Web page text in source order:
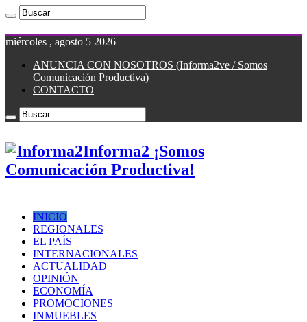
miércoles , agosto 5 2026
ANUNCIA CON NOSOTROS (Informa2ve / Somos
Comunicación Productiva)
CONTACTO
Informa2 ¡Somos
Comunicación Productiva!
INICIO
REGIONALES
EL PAÍS
INTERNACIONALES
ACTUALIDAD
OPINIÓN
ECONOMÍA
PROMOCIONES
INMUEBLES